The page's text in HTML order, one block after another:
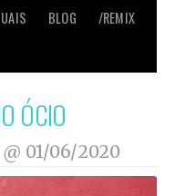
BLOG
/REMIX
ÓCIO
01/06/2020